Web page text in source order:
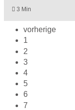
3 Min
vorherige
1
2
3
4
5
6
7